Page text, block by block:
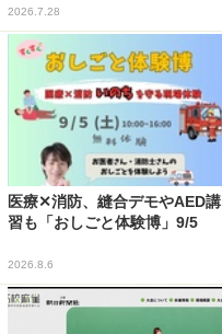
2026.7.28
医療✕消防、縫合デモやAED講
習も「おしごと体験博」9/5
2026.8.6